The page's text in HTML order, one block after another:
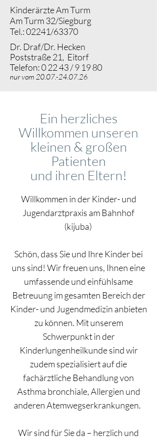
Kinderärzte Am Turm
Am Turm 32/Siegburg
Tel.: 02241/63370
Dr. Draf/Dr. Hecken
Poststraße 21, Eitorf
Telefon: 0 22 43 / 9 19 80
nur vom 20.07.-24.07.26
Ein herzliches
Willkommen unseren
kleinen & großen
Patienten
und ihren Eltern!
Willkommen in der Kinder- und
Jugendarztpraxis am Bahnhof
(kijuba)
Schön, dass Sie und Ihre Kinder bei
uns sind! Wir freuen uns, Ihnen eine
umfassende und einfühlsame
Betreuung im gesamten Bereich der
Kinder- und Jugendmedizin anbieten
zu können. Mit unserem
Schwerpunkt in der
Kinderlungenheilkunde sind wir
zudem spezialisiert auf die
fachärztliche Behandlung von
Asthma bronchiale, Allergien und
anderen Atemwegserkrankungen.
Wir sind für Sie da – herzlich und